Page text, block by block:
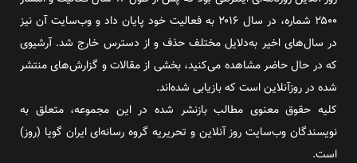
۲۵۰۰ شماره، در سال ۲۰۱۶ به فعالیت خود پایان داد و وب‌سایت آن نیز
در سال‌های اخیر به‌دلایل مختلف حذف و از دسترس خارج شد. آرشیوی
که در حال حاضر مشاهده می‌کنید، بخشی از مقالات و گزارش‌های منتشر
شده در روزآنلاین است که بازیابی شده‌اند.
کلیه حقوق معنوی مطالب بازنشر شده در این مجموعه، متعلق به
نویسندگان وب‌سایت روز آنلاین و تحریریه گروه رسانه‌ای ایران گویا (روز)
است.